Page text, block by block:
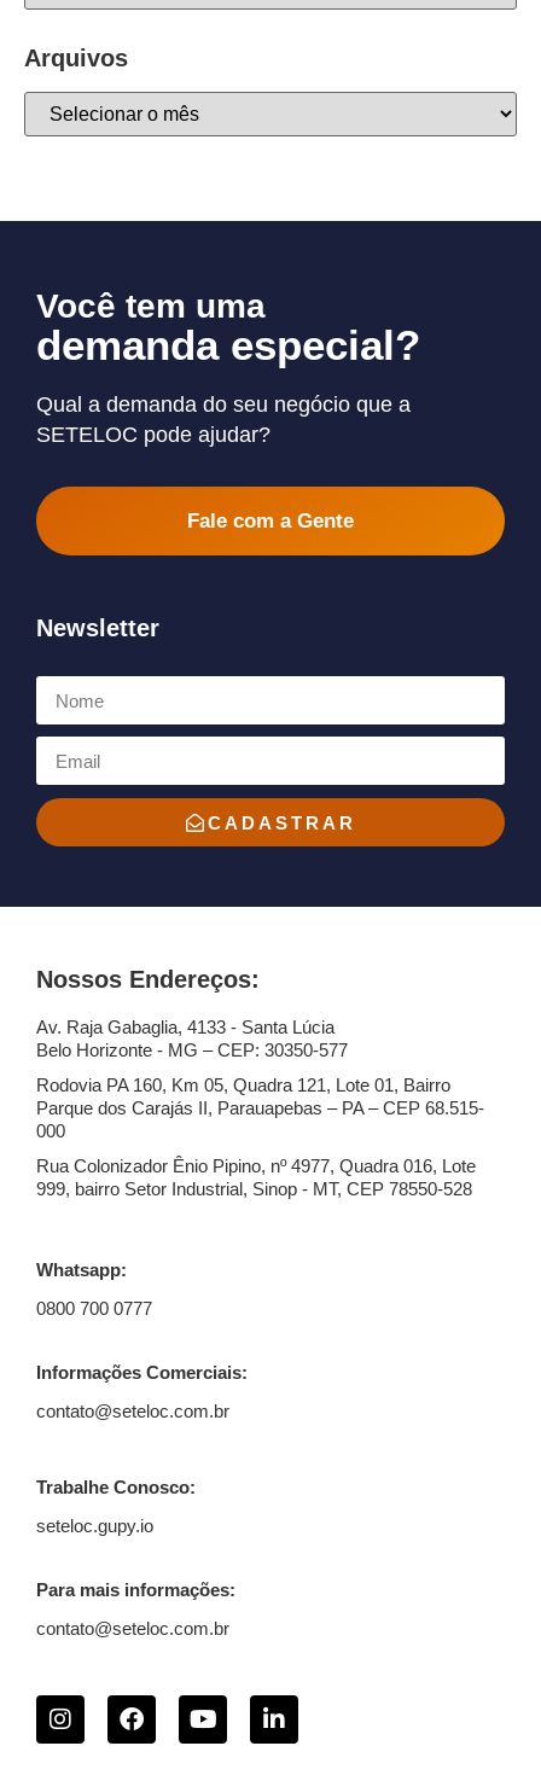
Arquivos
Nossos Endereços:
Av. Raja Gabaglia, 4133 - Santa Lúcia
Belo Horizonte - MG – CEP: 30350-577
Rodovia PA 160, Km 05, Quadra 121, Lote 01, Bairro
Parque dos Carajás II, Parauapebas – PA – CEP 68.515-
000
Rua Colonizador Ênio Pipino, nº 4977, Quadra 016, Lote
999, bairro Setor Industrial, Sinop - MT, CEP 78550-528
Whatsapp:
0800 700 0777
Informações Comerciais:
contato@seteloc.com.br
Trabalhe Conosco:
seteloc.gupy.io
Para mais informações:
contato@seteloc.com.br
Você tem uma
demanda especial?
Qual a demanda do seu negócio que a
SETELOC pode ajudar?
Fale com a Gente
Newsletter
CADASTRAR